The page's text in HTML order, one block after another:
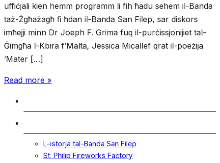
uffiċjali kien hemm programm li fih ħadu sehem il-Banda
taż-Żgħażagħ fi ħdan il-Banda San Filep, sar diskors
imħejji minn Dr Joeph F. Grima fuq il-purċissjonijiet tal-
Ġimgħa l-Kbira f’Malta, Jessica Micallef qrat il-poeżija
‘Mater […]
Read more »
L-istorja tal-Banda San Filep
St. Philip Fireworks Factory